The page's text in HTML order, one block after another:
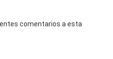
comentarios a esta